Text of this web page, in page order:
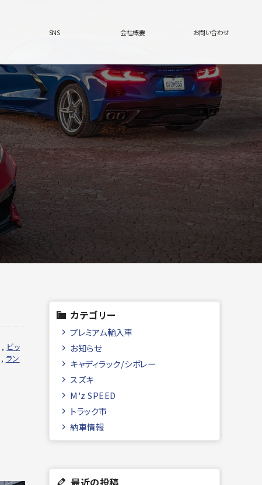
SNS 会社概要 お問い合わせ
, ビッ
, ラン
カテゴリー
プレミアム輸入車
お知らせ
キャディラック/シボレー
スズキ
M'z SPEED
トラック市
納車情報
最近の投稿